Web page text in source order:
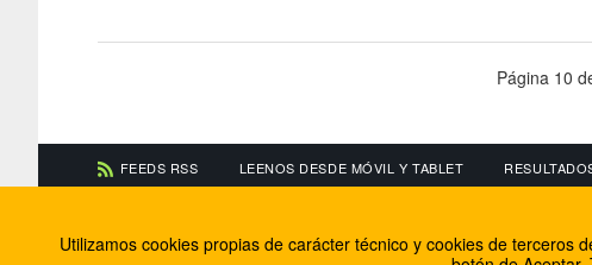
Página 10
FEEDS RSS LEENOS DESDE MÓVIL Y TABLET
Información de contacto
El equipo de FútbolBalear
Utilizamos cookies propias de carácter técnico y cookies de terceros